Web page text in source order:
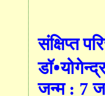
संक्षिप्त
डॉ•
जन्म : 7